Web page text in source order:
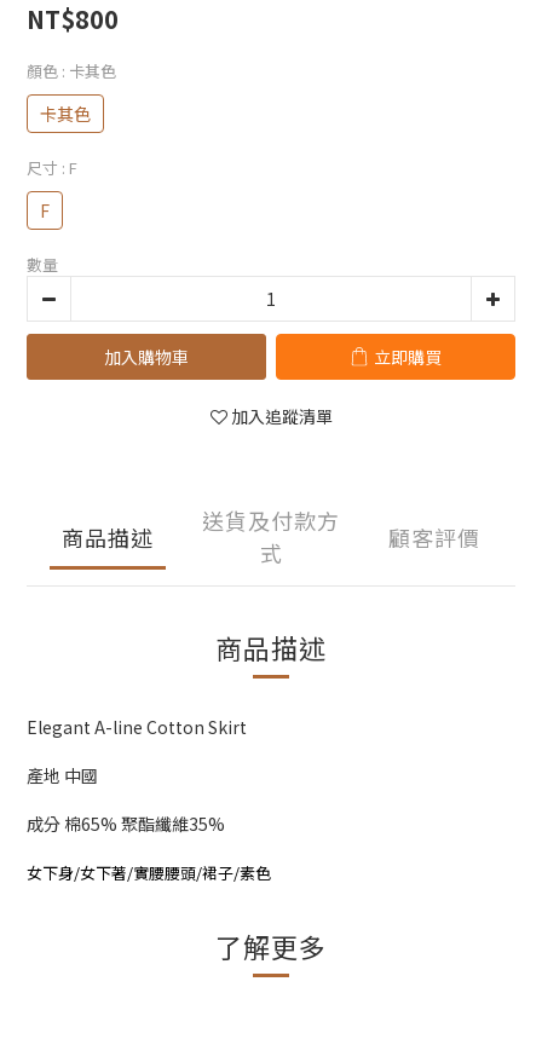
NT$800
顏色 : 卡其色
卡其色
尺寸 : F
F
數量
加入購物車 立即購買
加入追蹤清單
商品描述
送貨及付款方
式
顧客評價
商品描述
Elegant A-line Cotton Skirt
產地 中國
成分 棉65% 聚酯纖維35%
女下身/女下著/實腰腰頭/裙子/素色
了解更多